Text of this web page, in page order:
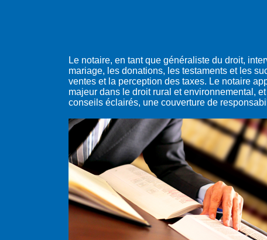
Le notaire, en tant que généraliste du droit,
mariage, les donations, les testaments et les
ventes et la perception des taxes. Le notaire
majeur dans le droit rural et environnemental,
conseils éclairés, une couverture de